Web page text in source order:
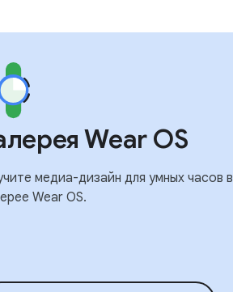
Wear OS
медиа-дизайн для умных часов в
Wear OS.